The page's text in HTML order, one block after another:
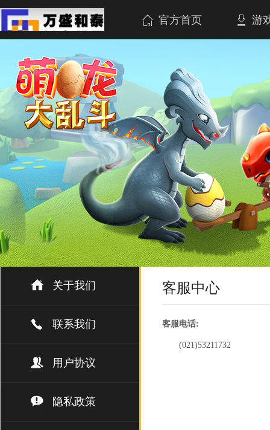
官方首页 游
关于我们
联系我们
用户协议
隐私政策
客服中心
客服电话:
(021)53211732